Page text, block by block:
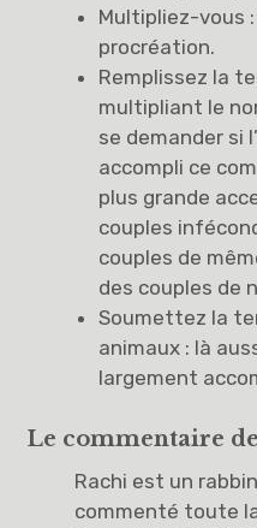
Multipliez-vous
procréation.
Remplissez la
multipliant le
se demander si
accompli ce
plus grande
couples
couples de
des couples de
Soumettez la
animaux : là
largement
Le commentaire
Rachi est un
commenté toute